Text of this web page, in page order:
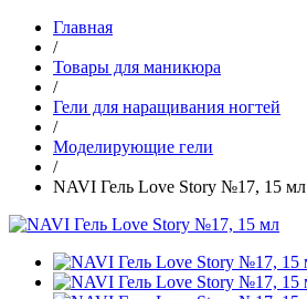
Главная
/
Товары для маникюра
/
Гели для наращивания ногтей
/
Моделирующие гели
/
NAVI Гель Love Story №17, 15 мл